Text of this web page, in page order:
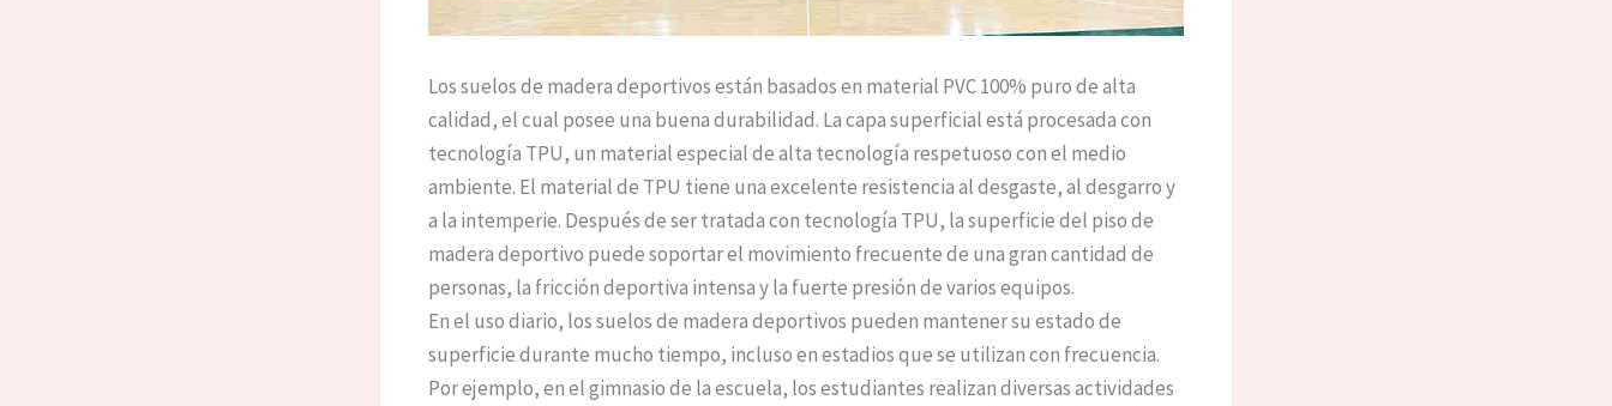
Los suelos de madera deportivos están basados ​​en material PVC 100% puro de alta
calidad, el cual posee una buena durabilidad. La capa superficial está procesada con
tecnología TPU, un material especial de alta tecnología respetuoso con el medio
ambiente. El material de TPU tiene una excelente resistencia al desgaste, al desgarro y
a la intemperie. Después de ser tratada con tecnología TPU, la superficie del piso de
madera deportivo puede soportar el movimiento frecuente de una gran cantidad de
personas, la fricción deportiva intensa y la fuerte presión de varios equipos.
En el uso diario, los suelos de madera deportivos pueden mantener su estado de
superficie durante mucho tiempo, incluso en estadios que se utilizan con frecuencia.
Por ejemplo, en el gimnasio de la escuela, los estudiantes realizan diversas actividades